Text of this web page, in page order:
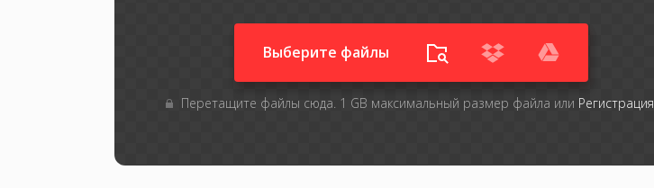
Выберите файлы
Перетащите файлы сюда. 1 GB максимальный размер файла или Регистрация